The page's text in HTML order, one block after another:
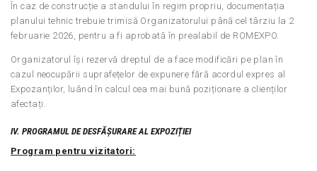
În caz de construcție a standului în regim propriu, documentația
planului tehnic trebuie trimisă Organizatorului până cel târziu la 2
februarie 2026, pentru a fi aprobată în prealabil de ROMEXPO.
Organizatorul își rezervă dreptul de a face modificări pe plan în
cazul neocupării suprafețelor de expunere fără acordul expres al
Expozanților, luând în calcul cea mai bună poziționare a clienților
afectați.
IV. PROGRAMUL DE DESFĂȘURARE AL EXPOZIȚIEI
Program pentru vizitatori: